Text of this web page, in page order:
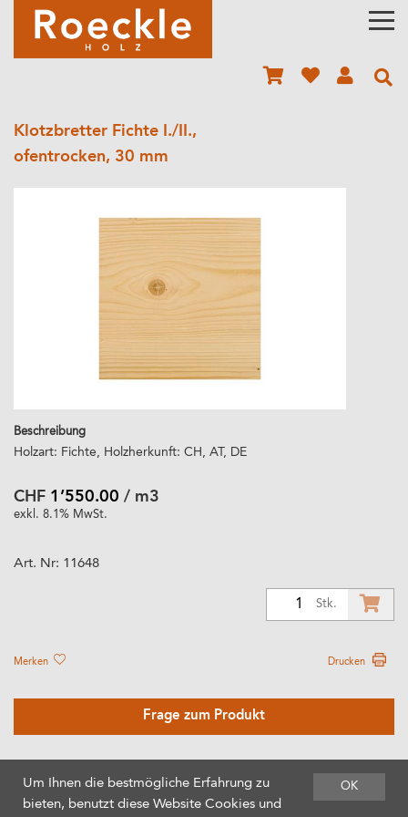
Klotzbretter Fichte I./II.,
ofentrocken, 30 mm
Beschreibung
Holzart: Fichte, Holzherkunft: CH, AT, DE
CHF 1’550.00 / m3
exkl. 8.1% MwSt.
Art. Nr: 11648
Stk.
Merken Drucken
Frage zum Produkt
OK
Um Ihnen die bestmögliche Erfahrung zu
bieten, benutzt diese Website Cookies und